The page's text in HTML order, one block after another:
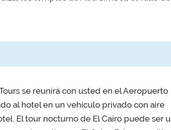
se reunirá con usted en el Aeropuerto
al hotel en un vehículo privado con aire
El tour nocturno de El Cairo puede ser